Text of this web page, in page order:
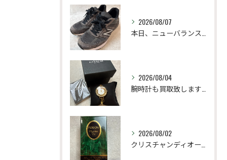
2026/08/07
2026/08/04
2026/08/02